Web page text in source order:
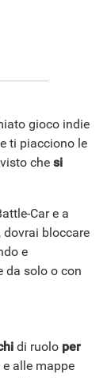
gioco indie
ti piacciono le
che si
Car e a
dovrai bloccare
e
da solo o con
di ruolo per
alle mappe